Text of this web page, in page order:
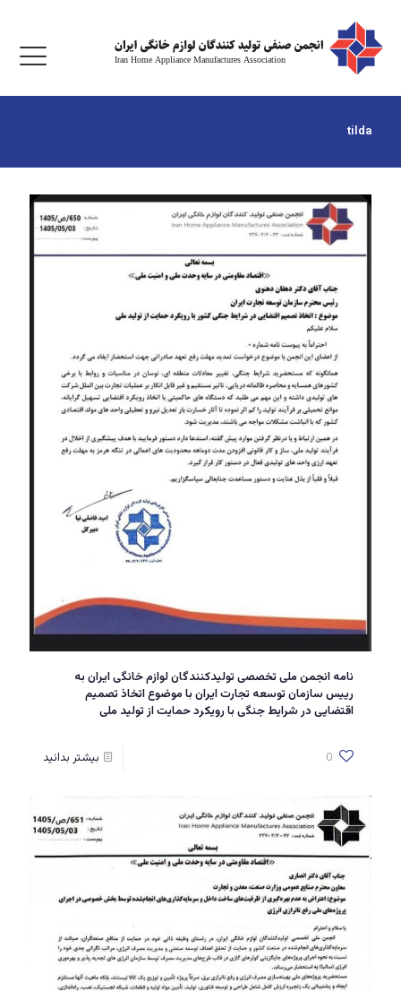
tilda
نامه انجمن ملی تخصصی تولیدکنندگان لوازم خانگی ایران به
رییس سازمان توسعه تجارت ایران با موضوع اتخاذ تصمیم
اقتضایی در شرایط جنگی با رویکرد حمایت از تولید ملی
0 بیشتر بدانید